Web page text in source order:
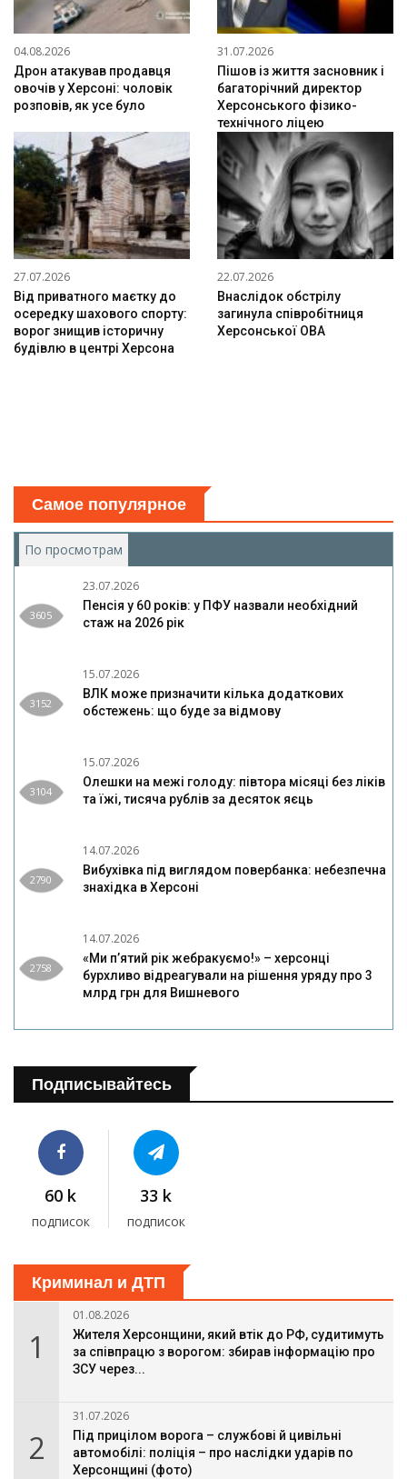
04.08.2026
Дрон атакував продавця
овочів у Херсоні: чоловік
розповів, як усе було
31.07.2026
Пішов із життя засновник і
багаторічний директор
Херсонського фізико-
технічного ліцею
27.07.2026
Від приватного маєтку до
осередку шахового спорту:
ворог знищив історичну
будівлю в центрі Херсона
22.07.2026
Внаслідок обстрілу
загинула співробітниця
Херсонської ОВА
Самое популярное
По просмотрам
3605
23.07.2026
Пенсія у 60 років: у ПФУ назвали необхідний
стаж на 2026 рік
3152
15.07.2026
ВЛК може призначити кілька додаткових
обстежень: що буде за відмову
3104
15.07.2026
Олешки на межі голоду: півтора місяці без ліків
та їжі, тисяча рублів за десяток яєць
2790
14.07.2026
Вибухівка під виглядом повербанка: небезпечна
знахідка в Херсоні
2758
14.07.2026
«Ми п’ятий рік жебракуємо!» – херсонці
бурхливо відреагували на рішення уряду про 3
млрд грн для Вишневого
Подписывайтесь
60 k
подписок
33 k
подписок
Криминал и ДТП
1
01.08.2026
Жителя Херсонщини, який втік до РФ, судитимуть
за співпрацю з ворогом: збирав інформацію про
ЗСУ через...
2
31.07.2026
Під прицілом ворога – службові й цивільні
автомобілі: поліція – про наслідки ударів по
Херсонщині (фото)